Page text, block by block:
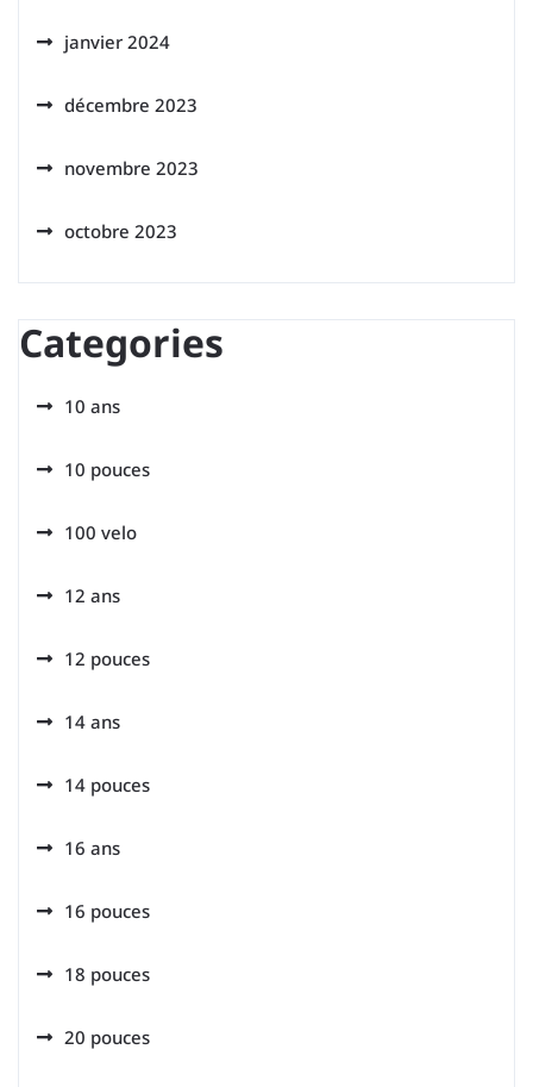
janvier 2024
décembre 2023
novembre 2023
octobre 2023
Categories
10 ans
10 pouces
100 velo
12 ans
12 pouces
14 ans
14 pouces
16 ans
16 pouces
18 pouces
20 pouces